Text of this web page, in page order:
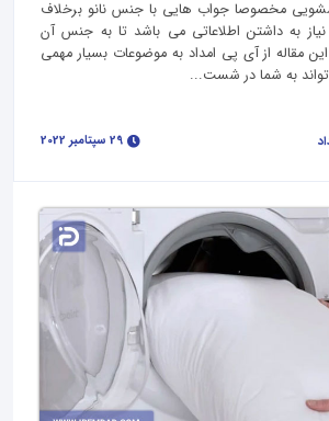
مخصوصا جواب هایی با جنس نانو برخلاف
نیاز به داشتن اطلاعاتی می باشد تا به جنس آن
مقاله از آی پی امداد به موضوعات بسیار مهمی
تواند به شما در شست...